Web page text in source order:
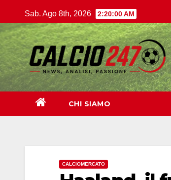
al
contenuto
Sab. Ago 8th, 2026 2:20:01 AM
CHI SIAMO
CALCIOMERCATO